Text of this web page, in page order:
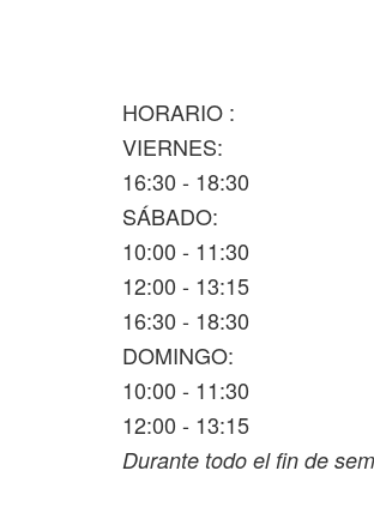
HORARIO :
VIERNES:
16:30 - 18:30
SÁBADO:
10:00 - 11:30
12:00 - 13:15
16:30 - 18:30
DOMINGO:
10:00 - 11:30
12:00 - 13:15
Durante todo el fin de